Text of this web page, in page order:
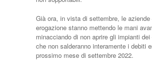
Già ora, in vista di settembre, le aziende
erogazione stanno mettendo le mani
minacciando di non aprire gli impianti
che non salderanno interamente i debiti
prossimo mese di settembre 2022.